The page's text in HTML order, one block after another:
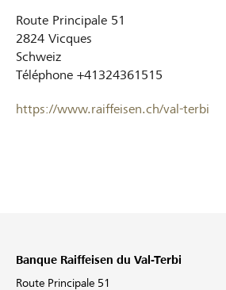
Route Principale 51
2824 Vicques
Schweiz
Téléphone +41324361515
https://www.raiffeisen.ch/val-terbi
Banque Raiffeisen du Val-Terbi
Route Principale 51